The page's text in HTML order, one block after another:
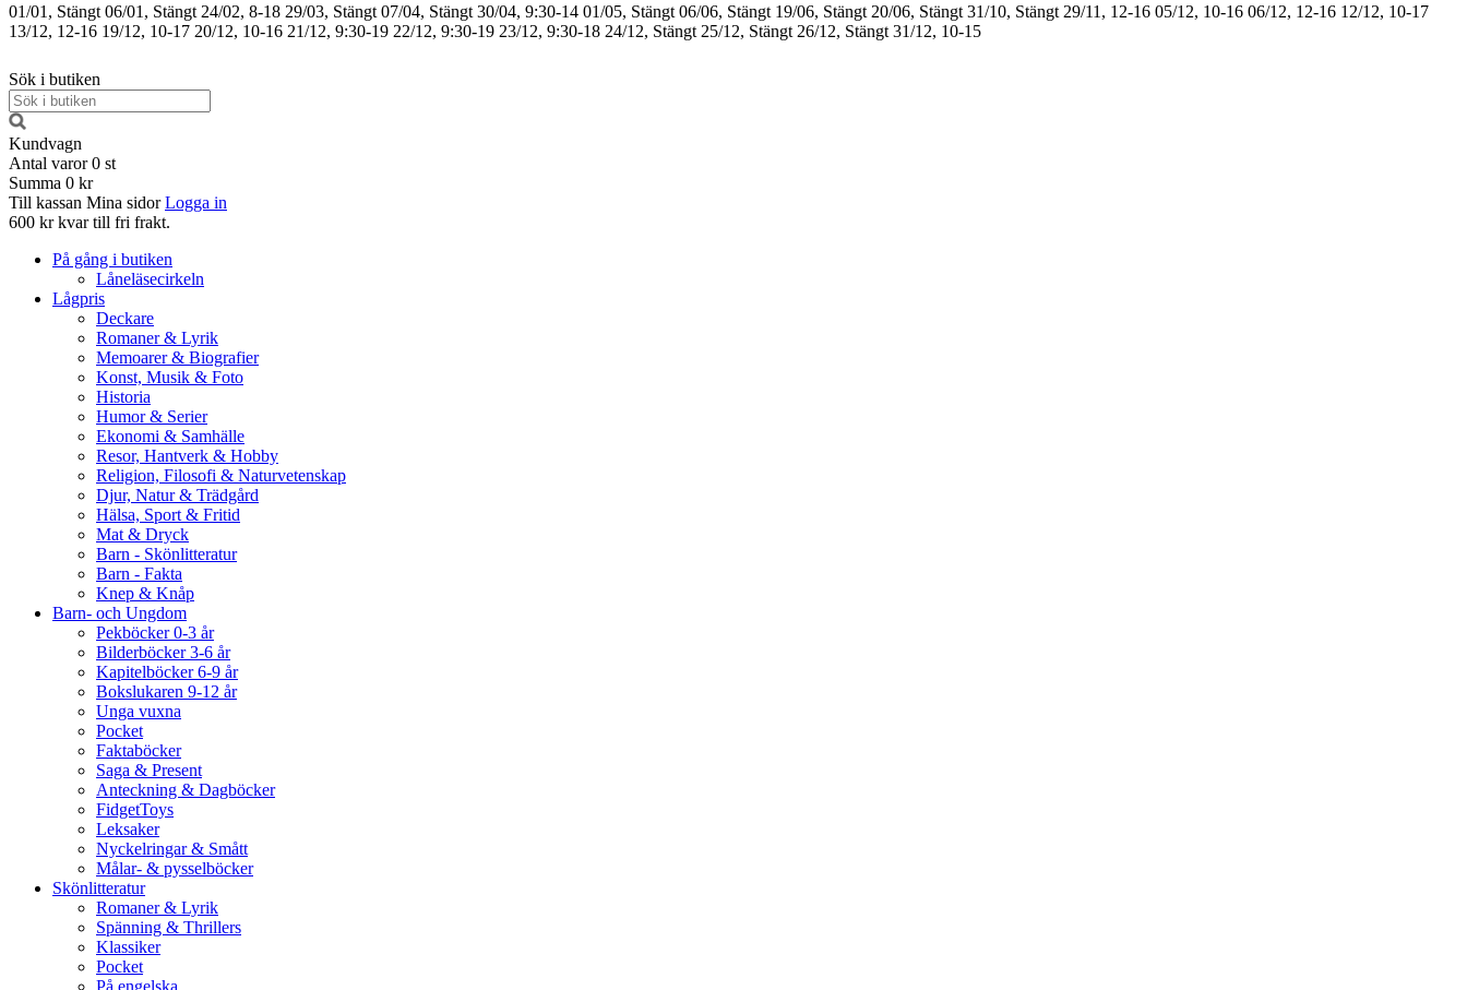
01/01, Stängt 06/01, Stängt 24/02, 8-18 29/03, Stängt 07/04, Stängt 30/04, 9:30-14 01/05, Stängt 06/06, Stängt 19/06, Stängt 20/06, Stängt 31/10, Stängt 29/11, 12-16 05/12, 10-16 06/12, 12-16 12/12, 10-17
13/12, 12-16 19/12, 10-17 20/12, 10-16 21/12, 9:30-19 22/12, 9:30-19 23/12, 9:30-18 24/12, Stängt 25/12, Stängt 26/12, Stängt 31/12, 10-15
Sök i butiken
Kundvagn
Antal varor 0 st
Summa 0 kr
Till kassan Mina sidor Logga in
600 kr kvar till fri frakt.
På gång i butiken
Låneläsecirkeln
Lågpris
Deckare
Romaner & Lyrik
Memoarer & Biografier
Konst, Musik & Foto
Historia
Humor & Serier
Ekonomi & Samhälle
Resor, Hantverk & Hobby
Religion, Filosofi & Naturvetenskap
Djur, Natur & Trädgård
Hälsa, Sport & Fritid
Mat & Dryck
Barn - Skönlitteratur
Barn - Fakta
Knep & Knåp
Barn- och Ungdom
Pekböcker 0-3 år
Bilderböcker 3-6 år
Kapitelböcker 6-9 år
Bokslukaren 9-12 år
Unga vuxna
Pocket
Faktaböcker
Saga & Present
Anteckning & Dagböcker
FidgetToys
Leksaker
Nyckelringar & Smått
Målar- & pysselböcker
Skönlitteratur
Romaner & Lyrik
Spänning & Thrillers
Klassiker
Pocket
På engelska